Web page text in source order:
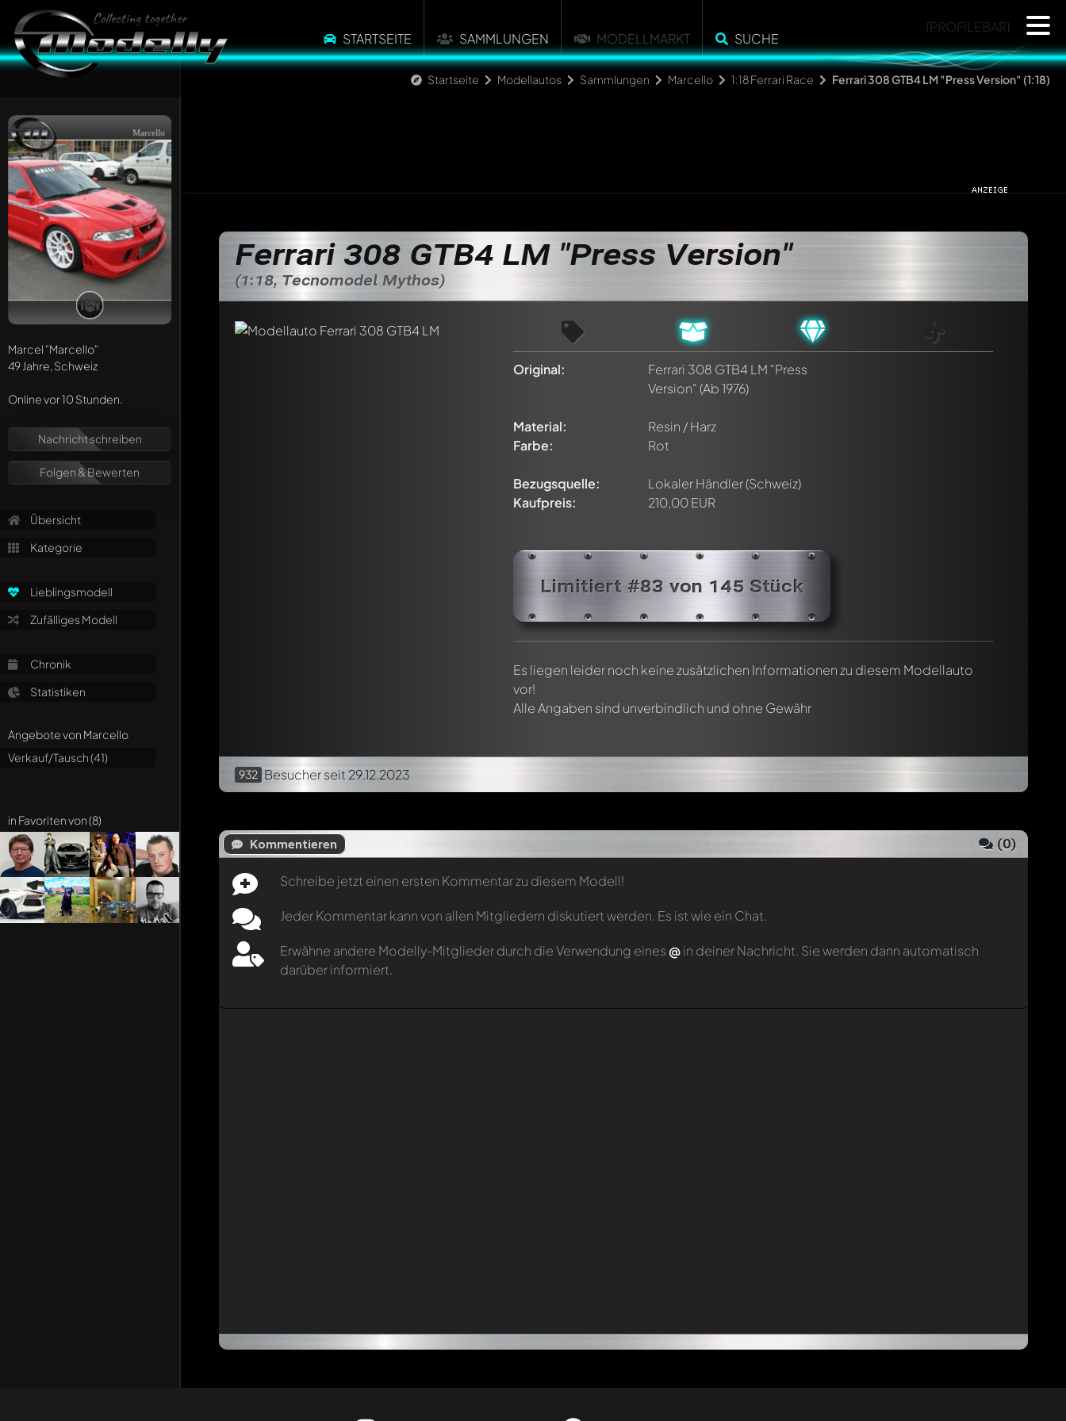
STARTSEITE SAMMLUNGEN MODELLMARKT SUCHE
{PROFILEBAR}
Startseite Modellautos Sammlungen Marcello 1:18 Ferrari Race Ferrari 308 GTB4 LM "Press Version" (1:18)
Marcello
Marcel "Marcello"
49 Jahre, Schweiz
Online vor 10 Stunden.
Nachricht schreiben
Folgen & Bewerten
Übersicht
Kategorie
Lieblingsmodell
Zufälliges Modell
Chronik
Statistiken
Angebote von Marcello
Verkauf/Tausch (41)
in Favoriten von (8)
Ferrari 308 GTB4 LM "Press Version"
(1:18, Tecnomodel Mythos)
Original:
Ferrari 308 GTB4 LM "Press
Version"(Ab 1976)
Material:
Resin / Harz
Farbe:
Rot
Bezugsquelle:
Lokaler Händler (Schweiz)
Kaufpreis:
210,00 EUR
Limitiert #83 von 145 Stück
Es liegen leider noch keine zusätzlichen Informationen zu diesem Modellauto
vor!
Alle Angaben sind unverbindlich und ohne Gewähr
932 Besucherseit 29.12.2023
Kommentieren (0)
Schreibe jetzt einen ersten Kommentar zu diesem Modell!
Jeder Kommentar kann von allen Mitgliedern diskutiert werden. Es ist wie ein Chat.
Erwähne andere Modelly-Mitglieder durch die Verwendung eines @in deiner Nachricht. Sie werden dann automatisch
darüber informiert.
Jeder Kommentar kann von allen Mitgliedern diskutiert werden. Es ist wie ein Chat.
Erwähne andere Modelly-Mitglieder durch die Verwendung eines
in deiner Nachricht. Sie werden dann automatisch darüber informiert.